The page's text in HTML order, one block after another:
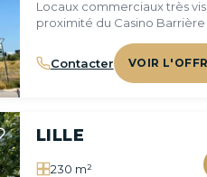
Locaux commerciaux très
proximité du Casino Barrière
Contacter VOIR
LILLE
230 m²